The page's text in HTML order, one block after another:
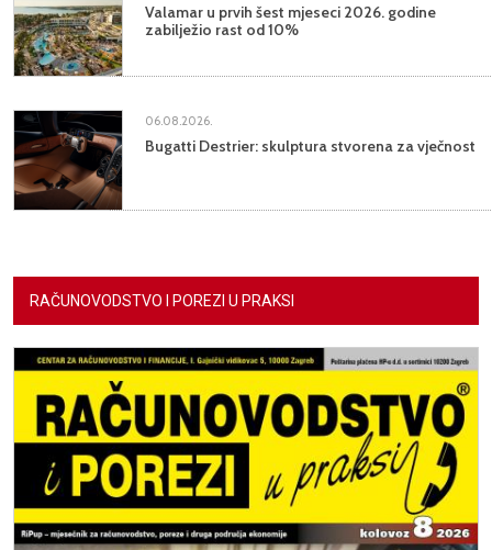
Valamar u prvih šest mjeseci 2026. godine
zabilježio rast od 10%
06.08.2026.
Bugatti Destrier: skulptura stvorena za vječnost
RAČUNOVODSTVO I POREZI U PRAKSI